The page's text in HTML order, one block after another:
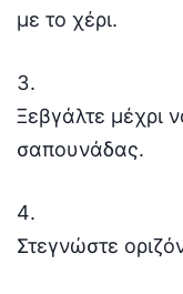
με το χέρι.
Ξεβγάλτε μέχρι
σαπουνάδας.
Στεγνώστε